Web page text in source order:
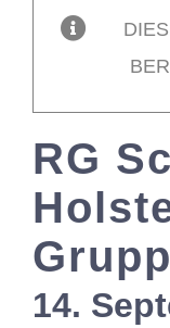
RG
14.